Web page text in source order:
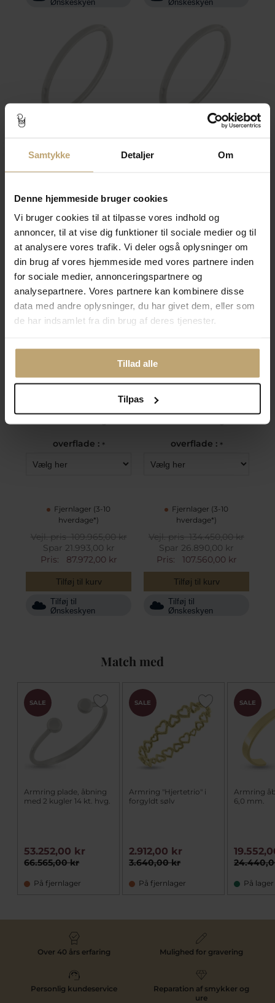
Samtykke Detaljer Om
Denne hjemmeside bruger cookies
Vi bruger cookies til at tilpasse vores indhold og
annoncer, til at vise dig funktioner til sociale medier og til
at analysere vores trafik. Vi deler også oplysninger om
din brug af vores hjemmeside med vores partnere inden
for sociale medier, annonceringspartnere og
analysepartnere. Vores partnere kan kombinere disse
data med andre oplysninger, du har givet dem, eller som
de har indsamlet fra din brug af deres tjenester.
Tillad alle
Tilpas
Ønskeskyen Ønskeskyen
Fjernlager (3-10
Vejl. pris66.940,00 kr
Spar 13.388,00 kr
Pris:
Tilføj til kurv
Tilføj til
Ønskeskyen
Vejl. pris
Spar 17.960,00 kr
71.840,00 kr
Tilføj til kurv
Tilføj til
Ønskeskyen
overflade : *
Fjernlager (3-10
hverdage*)
Vejl. pris109.965,00 kr
Spar 21.993,00 kr
Pris:
87.972,00 kr
Tilføj til kurv
Tilføj til
Ønskeskyen
overflade : *
Fjernlager (3-10
hverdage*)
Vejl. pris134.450,00 kr
Spar 26.890,00 kr
Pris:
107.560,00 kr
Tilføj til kurv
Tilføj til
Ønskeskyen
Match med
SALE
Armring plade, åbning
med 2 kugler 14 kt. hvg.
66.565,00 kr
53.252,00 kr
På fjernlager
SALE
Armring "Hjertetrio" i
forgyldt sølv
3.640,00 kr
2.912,00 kr
På fjernlager
SALE
Armring
6,0 mm.
På lager
Over 40 års erfaring Mulighed for gravering
Personlig kundeservice
Reparation af smykker og
ure